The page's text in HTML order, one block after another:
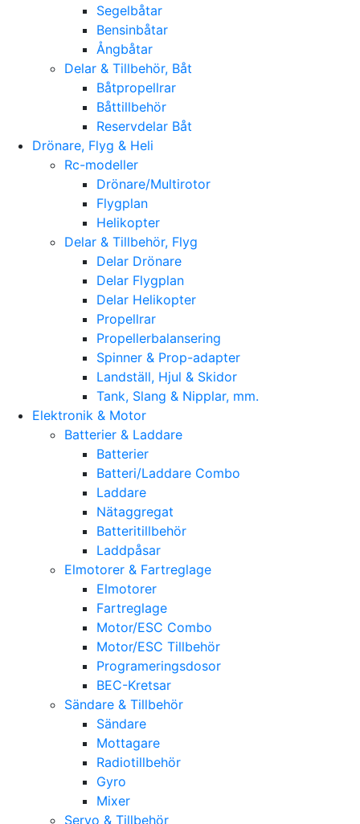
Segelbåtar
Bensinbåtar
Ångbåtar
Delar & Tillbehör, Båt
Båtpropellrar
Båttillbehör
Reservdelar Båt
Drönare, Flyg & Heli
Rc-modeller
Drönare/Multirotor
Flygplan
Helikopter
Delar & Tillbehör, Flyg
Delar Drönare
Delar Flygplan
Delar Helikopter
Propellrar
Propellerbalansering
Spinner & Prop-adapter
Landställ, Hjul & Skidor
Tank, Slang & Nipplar, mm.
Elektronik & Motor
Batterier & Laddare
Batterier
Batteri/Laddare Combo
Laddare
Nätaggregat
Batteritillbehör
Laddpåsar
Elmotorer & Fartreglage
Elmotorer
Fartreglage
Motor/ESC Combo
Motor/ESC Tillbehör
Programeringsdosor
BEC-Kretsar
Sändare & Tillbehör
Sändare
Mottagare
Radiotillbehör
Gyro
Mixer
Servo & Tillbehör